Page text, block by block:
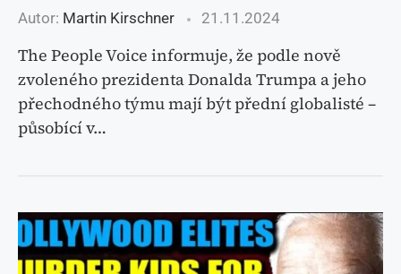
Autor: Martin Kirschner 21.11.2024
The People Voice informuje, že podle nově
zvoleného prezidenta Donalda Trumpa a jeho
přechodného týmu mají být přední globalisté –
působící v…